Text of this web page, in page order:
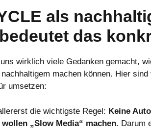
als
das
wirklich viele Gedanken gemacht,
nachhaltigem machen können. Hier
umsetzen:
die wichtigste Regel: Keine
„Slow Media“ machen. Darum